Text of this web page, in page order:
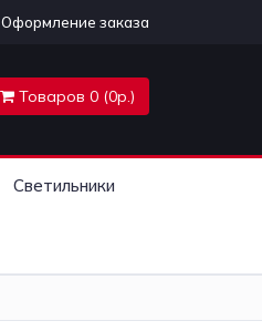
Оформление заказа
Товаров 0 (0р.)
Светильники